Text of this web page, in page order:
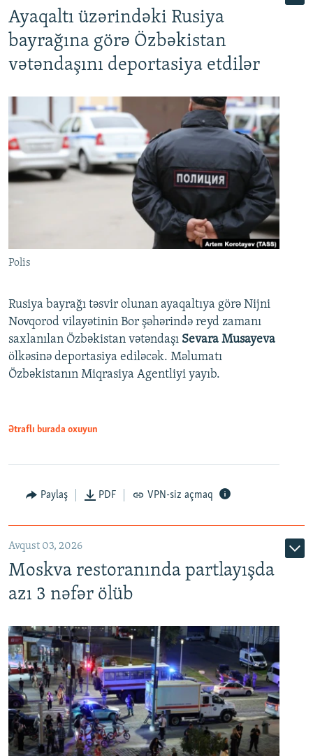
Ayaqaltı üzərindəki Rusiya
bayrağına görə Özbəkistan
vətəndaşını deportasiya etdilər
Polis
Rusiya bayrağı təsvir olunan ayaqaltıya görə Nijni
Novqorod vilayətinin Bor şəhərində reyd zamanı
saxlanılan Özbəkistan vətəndaşı Sevara Musayeva
ölkəsinə deportasiya ediləcək. Məlumatı
Özbəkistanın Miqrasiya Agentliyi yayıb.
Ətraflı burada oxuyun
Paylaş PDF VPN-siz açmaq
Avqust 03, 2026
Moskva restoranında partlayışda
azı 3 nəfər ölüb